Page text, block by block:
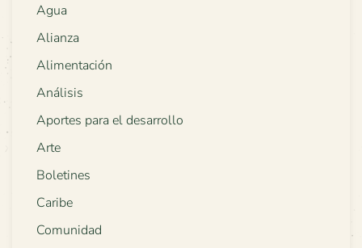
Agua
Alianza
Alimentación
Análisis
Aportes para el desarrollo
Arte
Boletines
Caribe
Comunidad